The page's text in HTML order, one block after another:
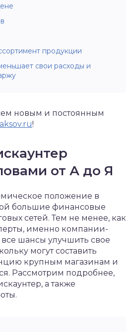
продукции
свои расходы и
новым и постоянным
!
от А до Я
положение в
большие финансовые
сетей. Тем не менее, как
именно компании-
шансы улучшить свое
могут составить
крупным магазинам и
Рассмотрим подробнее,
а также